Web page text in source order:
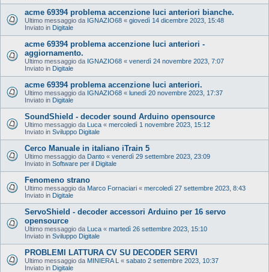
acme 69394 problema accenzione luci anteriori bianche.
Ultimo messaggio da IGNAZIO68 « giovedì 14 dicembre 2023, 15:48
Inviato in Digitale
acme 69394 problema accenzione luci anteriori -
aggiornamento.
Ultimo messaggio da IGNAZIO68 « venerdì 24 novembre 2023, 7:07
Inviato in Digitale
acme 69394 problema accenzione luci anteriori.
Ultimo messaggio da IGNAZIO68 « lunedì 20 novembre 2023, 17:37
Inviato in Digitale
SoundShield - decoder sound Arduino opensource
Ultimo messaggio da Luca « mercoledì 1 novembre 2023, 15:12
Inviato in Sviluppo Digitale
Cerco Manuale in italiano iTrain 5
Ultimo messaggio da Danto « venerdì 29 settembre 2023, 23:09
Inviato in Software per il Digitale
Fenomeno strano
Ultimo messaggio da Marco Fornaciari « mercoledì 27 settembre 2023, 8:43
Inviato in Digitale
ServoShield - decoder accessori Arduino per 16 servo
opensource
Ultimo messaggio da Luca « martedì 26 settembre 2023, 15:10
Inviato in Sviluppo Digitale
PROBLEMI LATTURA CV SU DECODER SERVI
Ultimo messaggio da MINIERA L « sabato 2 settembre 2023, 10:37
Inviato in Digitale